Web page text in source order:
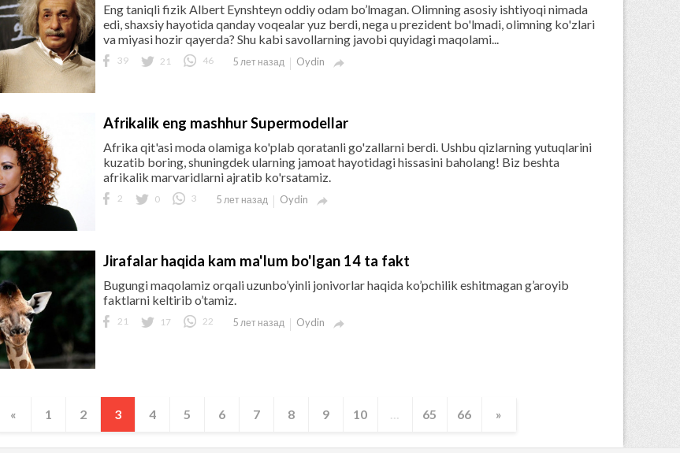
Eng taniqli fizik Albert Eynshteyn oddiy odam bo’lmagan. Olimning asosiy ishtiyoqi nimada
edi, shaxsiy hayotida qanday voqealar yuz berdi, nega u prezident bo'lmadi, olimning ko'zlari
va miyasi hozir qayerda? Shu kabi savollarning javobi quyidagi maqolami...
39 21 46 5 лет назад Oydin 
Afrikalik eng mashhur Supermodellar
Afrika qit'asi moda olamiga ko'plab qoratanli go'zallarni berdi. Ushbu qizlarning yutuqlarini
kuzatib boring, shuningdek ularning jamoat hayotidagi hissasini baholang! Biz beshta
afrikalik marvaridlarni ajratib ko'rsatamiz.
2 0 3 5 лет назад Oydin 
Jirafalar haqida kam ma'lum bo'lgan 14 ta fakt
Bugungi maqolamiz orqali uzunbo’yinli jonivorlar haqida ko’pchilik eshitmagan g’aroyib
faktlarni keltirib o’tamiz.
21 17 22 5 лет назад Oydin 
« 1 2 3 4 5 6 7 8 9 10 65 66 »